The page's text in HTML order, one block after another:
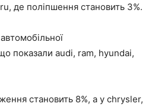
де поліпшення становить 3%.
показали audi, ram, hyundai,
становить 8%, а у chrysler,